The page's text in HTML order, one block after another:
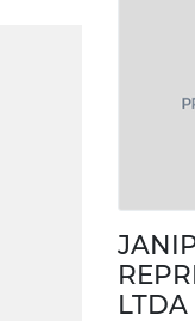
LTDA